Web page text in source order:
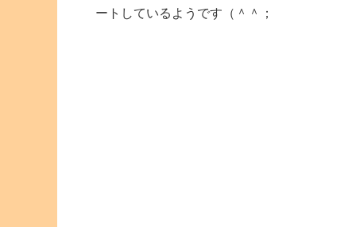
ートしているようです（＾＾；